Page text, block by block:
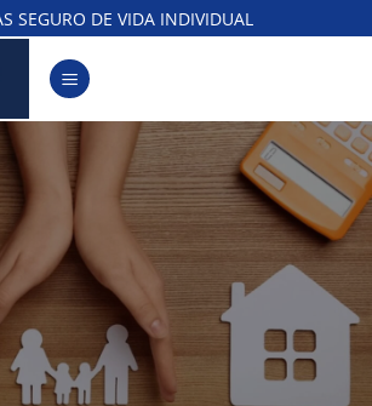
SEGURO DE VIDA INDIVIDUAL